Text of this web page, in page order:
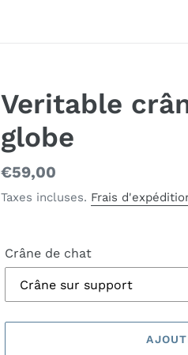
Veritable
globe
Prix
normal
€59,00
Taxes incluses. Frais
Crâne de chat